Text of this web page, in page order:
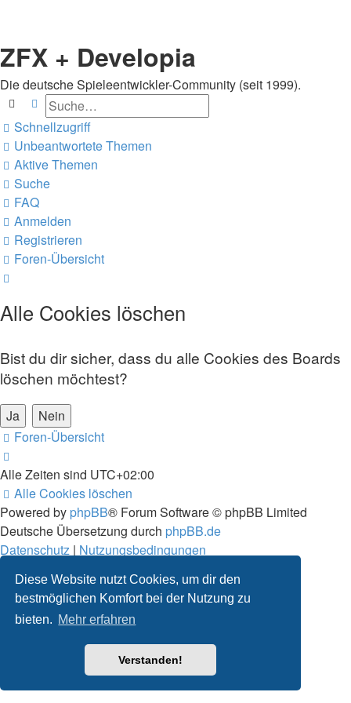
Diese Website nutzt Cookies, um dir den
bestmöglichen Komfort bei der Nutzung zu
bieten. Mehr erfahren
Verstanden!
ZFX + Developia
Die deutsche Spieleentwickler-Community (seit 1999).
Suche Erweiterte Suche
Schnellzugriff
Unbeantwortete Themen
Aktive Themen
Suche
FAQ
Anmelden
Registrieren
Foren-Übersicht
Alle Cookies löschen
Bist du dir sicher, dass du alle Cookies des Boards
löschen möchtest?
Foren-Übersicht
Alle Zeiten sind UTC+02:00
Alle Cookies löschen
Powered by phpBB® Forum Software © phpBB Limited
Deutsche Übersetzung durch phpBB.de
Datenschutz | Nutzungsbedingungen